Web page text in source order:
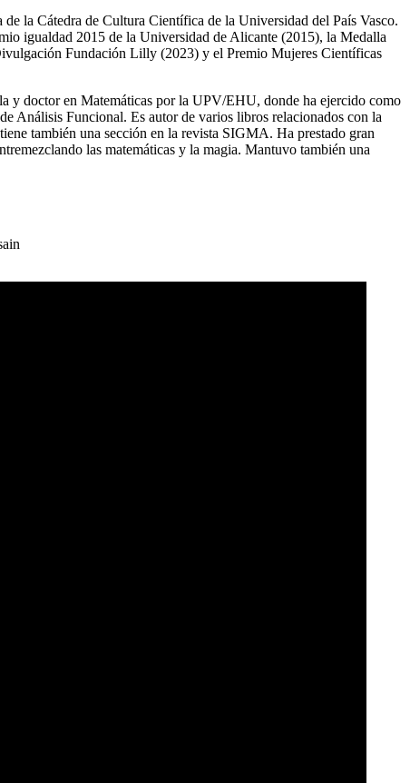
la Cátedra de Cultura Científica de la Universidad del País Vasco.
igualdad 2015 de la Universidad de Alicante (2015), la Medalla
Fundación Lilly (2023) y el Premio Mujeres Científicas
y doctor en Matemáticas por la UPV/EHU, donde ha ejercido como
Análisis Funcional. Es autor de varios libros relacionados con la
también una sección en la revista SIGMA. Ha prestado gran
las matemáticas y la magia. Mantuvo también una